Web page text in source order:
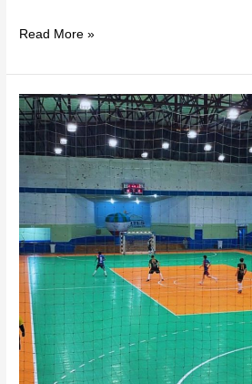
10º
das
Mulheres
Agricultoras
Read More »